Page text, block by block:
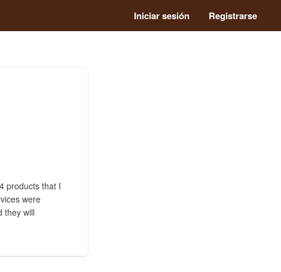
Iniciar sesión Registrarse
products that I
were
they will